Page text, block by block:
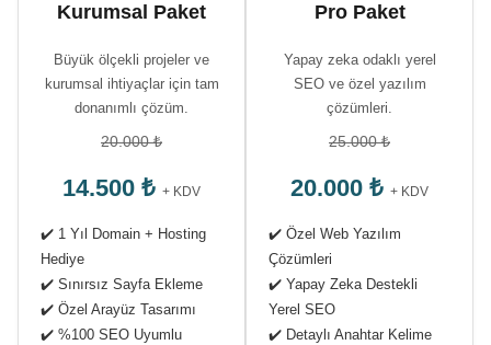
Kurumsal Paket
Büyük ölçekli projeler ve
kurumsal ihtiyaçlar için tam
donanımlı çözüm.
20.000 ₺
14.500 ₺ + KDV
✔️ 1 Yıl Domain + Hosting
Hediye
✔️ Sınırsız Sayfa Ekleme
✔️ Özel Arayüz Tasarımı
✔️ %100 SEO Uyumlu
Pro Paket
Yapay zeka odaklı yerel
SEO ve özel yazılım
çözümleri.
25.000 ₺
20.000 ₺ + KDV
✔️ Özel Web Yazılım
Çözümleri
✔️ Yapay Zeka Destekli
Yerel SEO
✔️ Detaylı Anahtar Kelime